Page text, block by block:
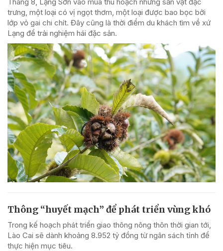
trưng, một loại có vị ngọt thơm, một loại được bao bọc bởi
lớp vỏ gai chi chít. Đây cũng là thời điểm du khách tìm về xứ
Lạng để trải nghiệm hái đặc sản.
Thông “huyết mạch” để phát triển vùng khó
Trong kế hoạch phát triển giao thông nông thôn thời gian tới,
Lào Cai sẽ dành khoảng 8.952 tỷ đồng từ ngân sách tỉnh để
thực hiện mục tiêu.